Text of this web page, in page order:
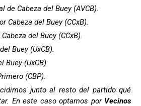
de Cabeza del Buey (AVCB).
Cabeza del Buey (CCxB).
del Buey (CCxB).
Buey (UxCB).
Buey (UxCB).
(CBP).
junto al resto del partido qué
En este caso optamos por Vecinos